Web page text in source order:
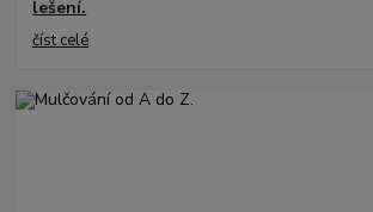
lešení.
číst celé